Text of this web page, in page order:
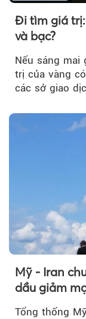
Đi tìm giá
và bạc?
Nếu sáng mai
trị của vàng
các sở giao
Mỹ - Iran
dầu giảm
Tổng thống